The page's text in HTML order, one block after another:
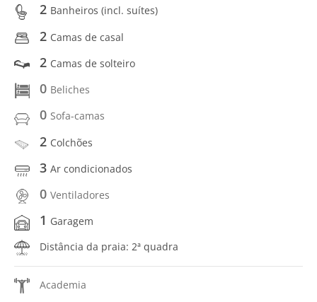
2 Banheiros (incl. suítes)
2 Camas de casal
2 Camas de solteiro
0 Beliches
0 Sofa-camas
2 Colchões
3 Ar condicionados
0 Ventiladores
1 Garagem
Distância da praia: 2ª quadra
Academia